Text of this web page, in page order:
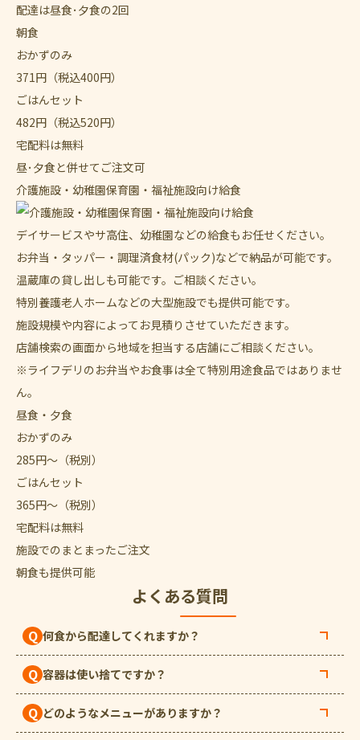
配達は昼食･夕食の2回
朝食
おかずのみ
371円 （税込400円）
ごはんセット
482円 （税込520円）
宅配料は無料
昼･夕食と併せてご注文可
介護施設・幼稚園保育園・福祉施設向け給食
デイサービスやサ高住、幼稚園などの給食もお任せください。
お弁当・タッパー・調理済食材(パック)などで納品が可能です。
温蔵庫の貸し出しも可能です。ご相談ください。
特別養護老人ホームなどの大型施設でも提供可能です。
施設規模や内容によってお見積りさせていただきます。
店舗検索の画面から地域を担当する店舗にご相談ください。
※ライフデリのお弁当やお食事は全て特別用途食品ではありませ
ん。
昼食・夕食
おかずのみ
285円〜 （税別）
ごはんセット
365円〜 （税別）
宅配料は無料
施設でのまとまったご注文
朝食も提供可能
よくある質問
Q 何食から配達してくれますか？
Q 容器は使い捨てですか？
Q どのようなメニューがありますか？